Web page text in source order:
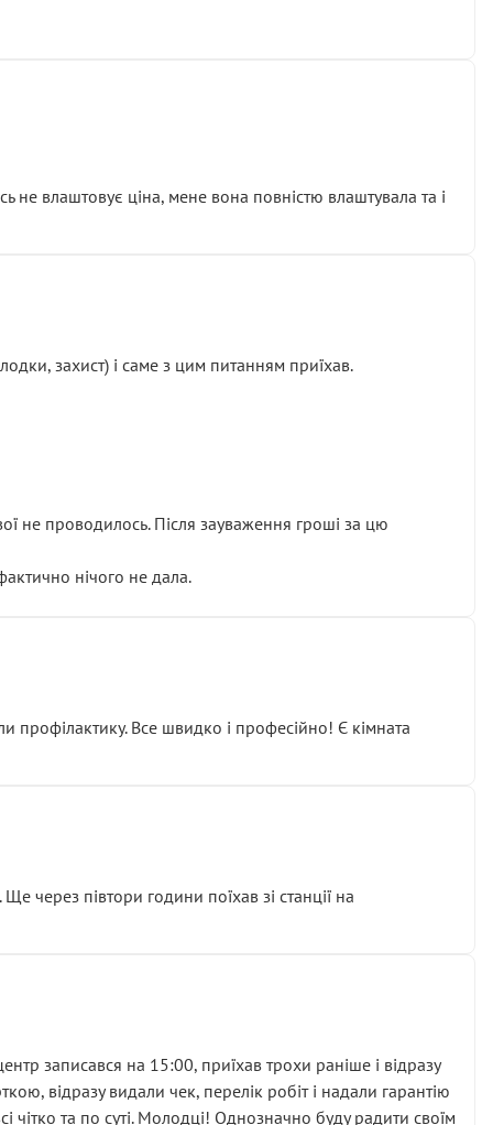
влаштовує ціна, мене вона повністю влаштувала та і
захист) і саме з цим питанням приїхав.
не проводилось. Після зауваження гроші за цю
нічого не дала.
профілактику. Все швидко і професійно! Є кімната
через півтори години поїхав зі станції на
записався на 15:00, приїхав трохи раніше і відразу
відразу видали чек, перелік робіт і надали гарантію
та по суті. Молодці! Однозначно буду радити своїм